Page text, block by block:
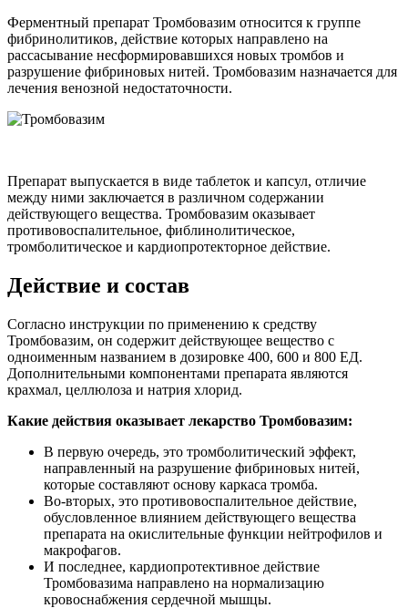
Ферментный препарат Тромбовазим относится к группе
фибринолитиков, действие которых направлено на
рассасывание несформировавшихся новых тромбов и
разрушение фибриновых нитей. Тромбовазим назначается для
лечения венозной недостаточности.
Препарат выпускается в виде таблеток и капсул, отличие
между ними заключается в различном содержании
действующего вещества. Тромбовазим оказывает
противовоспалительное, фиблинолитическое,
тромболитическое и кардиопротекторное действие.
Действие и состав
Согласно инструкции по применению к средству
Тромбовазим, он содержит действующее вещество с
одноименным названием в дозировке 400, 600 и 800 ЕД.
Дополнительными компонентами препарата являются
крахмал, целлюлоза и натрия хлорид.
Какие действия оказывает лекарство Тромбовазим:
В первую очередь, это тромболитический эффект,
направленный на разрушение фибриновых нитей,
которые составляют основу каркаса тромба.
Во-вторых, это противовоспалительное действие,
обусловленное влиянием действующего вещества
препарата на окислительные функции нейтрофилов и
макрофагов.
И последнее, кардиопротективное действие
Тромбовазима направлено на нормализацию
кровоснабжения сердечной мышцы.